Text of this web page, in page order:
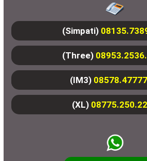
(Simpati)
(Three)
(IM3)
(XL)